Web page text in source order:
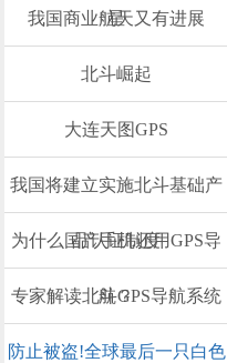
星
我国商业航天又有进展
北斗崛起
大连天图GPS
我国将建立实施北斗基础产
品认证制度
为什么国产手机还用GPS导
航？
专家解读北斗GPS导航系统
防止被盗!全球最后一只白色